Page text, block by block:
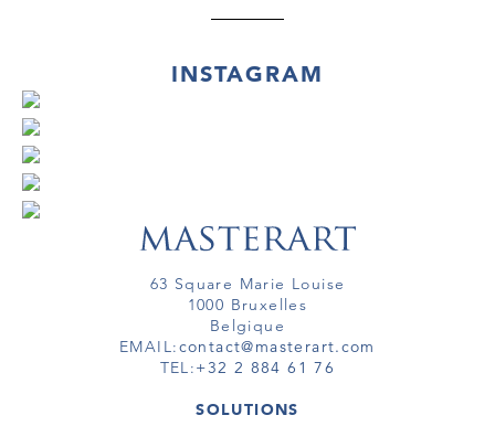
INSTAGRAM
63 Square Marie Louise
1000 Bruxelles
Belgique
EMAIL:contact@masterart.com
TEL:+32 2 884 61 76
SOLUTIONS